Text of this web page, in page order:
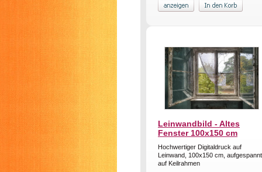
Leinwandbild - Altes
Fenster 100x150 cm
Hochwertiger Digitaldruck auf
Leinwand, 100x150 cm, aufgespannt
auf Keilrahmen